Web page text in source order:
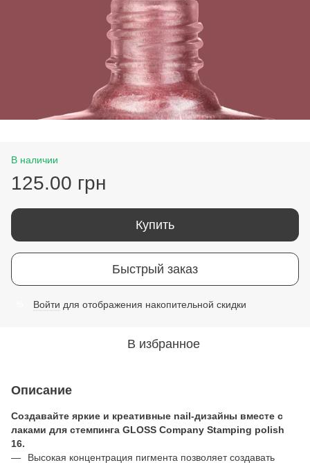
В наличии
125.00 грн
Купить
Быстрый заказ
Войти для отображения накопительной скидки
В избранное
Описание
Создавайте яркие и креативные nail-дизайны вместе с
лаками для стемпинга GLOSS Company Stamping polish
16.
Высокая концентрация пигмента позволяет создавать